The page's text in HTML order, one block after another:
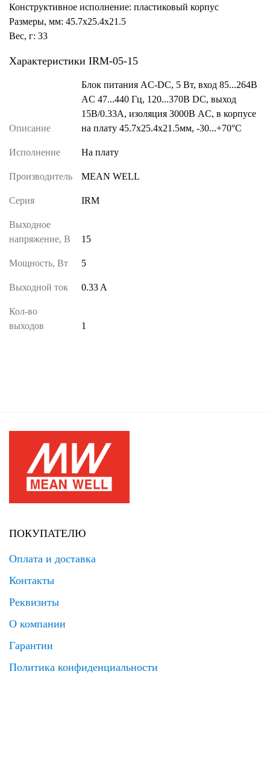
Конструктивное исполнение: пластиковый корпус
Размеры, мм: 45.7x25.4x21.5
Вес, г: 33
Характеристики IRM-05-15
Описание
Блок питания AC-DC, 5 Вт, вход 85...264В
AC 47...440 Гц, 120...370B DC, выход
15В/0.33А, изоляция 3000В AC, в корпусе
на плату 45.7х25.4х21.5мм, -30...+70°C
Исполнение На плату
Производитель MEAN WELL
Серия IRM
Выходное
напряжение, В
15
Мощность, Вт 5
Выходной ток 0.33 A
Кол-во
выходов
1
ПОКУПАТЕЛЮ
Оплата и доставка
Контакты
Реквизиты
О компании
Гарантии
Политика конфиденциальности